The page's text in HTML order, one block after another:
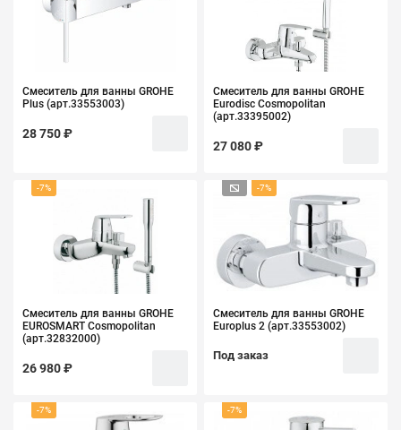
Смеситель для ванны GROHE
Plus (арт.33553003)
28 750 ₽
Смеситель для ванны GROHE
Eurodisc Cosmopolitan
(арт.33395002)
27 080 ₽
-7%
Смеситель для ванны GROHE
EUROSMART Cosmopolitan
(арт.32832000)
26 980 ₽
-7%
Смеситель для ванны GROHE
Europlus 2 (арт.33553002)
Под заказ
-7% -7%